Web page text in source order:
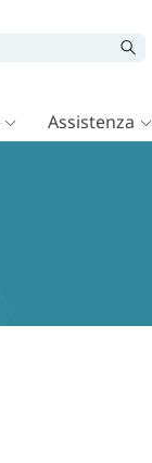
Assistenza